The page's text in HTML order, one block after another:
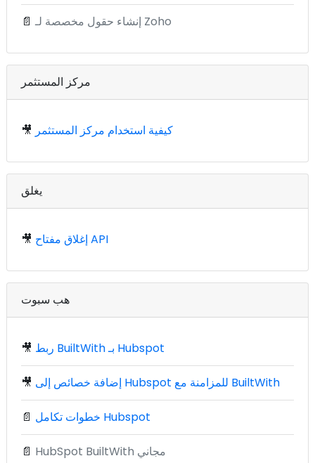
📄 إنشاء حقول مخصصة لـ Zoho
مركز المستثمر
🎥 كيفية استخدام مركز المستثمر
يغلق
🎥 إغلاق مفتاح API
هب سبوت
🎥 ربط BuiltWith بـ Hubspot
🎥 إضافة خصائص إلى Hubspot للمزامنة مع BuiltWith
📄 خطوات تكامل Hubspot
📄 HubSpot BuiltWith مجاني